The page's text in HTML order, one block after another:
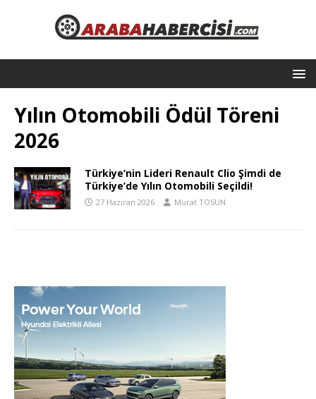
Yılın Otomobili Ödül Töreni
2026
Türkiye’nin Lideri Renault Clio Şimdi de
Türkiye’de Yılın Otomobili Seçildi!
27 Haziran 2026 Murat TOSUN